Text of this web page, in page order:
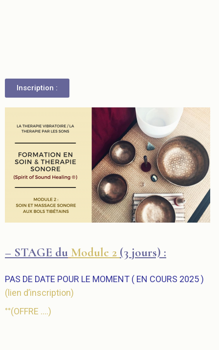
Inscription :
– STAGE du Module 2 (3 jours) :
PAS DE DATE POUR LE MOMENT ( EN COURS 2025 )
( lien d’inscription)
°°(OFFRE ….)